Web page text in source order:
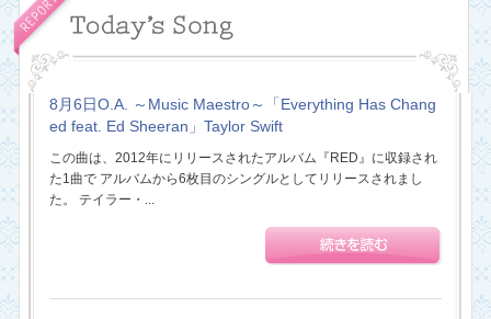
8月6日O.A. ～Music Maestro～「Everything Has Chang
ed feat. Ed Sheeran」Taylor Swift
この曲は、2012年にリリースされたアルバム『RED』に収録され
た1曲で アルバムから6枚目のシングルとしてリリースされまし
た。 テイラー・...